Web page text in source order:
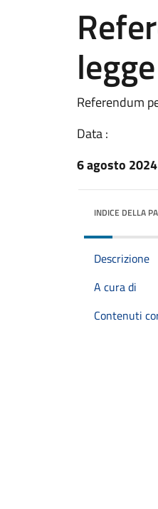
Referendum
Data :
6 agosto 2024
INDICE DELLA
Descrizione
A cura di
Contenuti